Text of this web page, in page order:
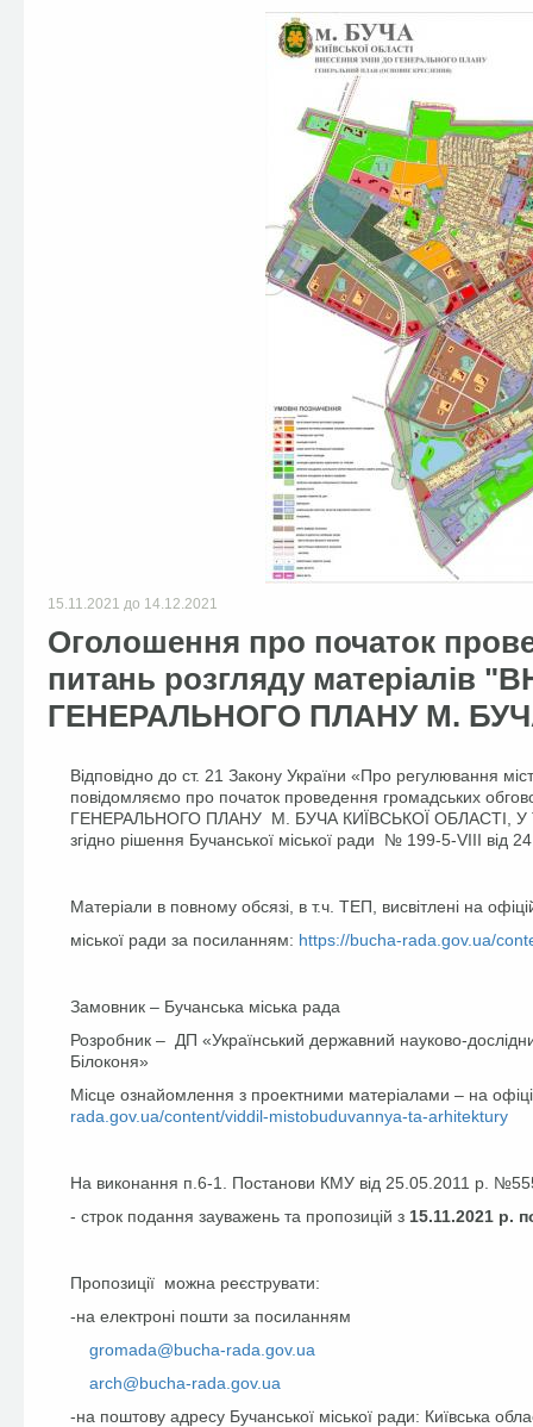
15.11.2021 до 14.12.2021
Оголошення про початок
питань розгляду матеріалів
ГЕНЕРАЛЬНОГО ПЛАНУ М.
Відповідно до ст. 21 Закону України «Про регулювання
повідомляємо про початок проведення громадських
ГЕНЕРАЛЬНОГО ПЛАНУ М. БУЧА КИЇВСЬКОЇ ОБЛАСТІ,
згідно рішення Бучанської міської ради № 199-5-VIIІ від
Матеріали в повному обсязі, в т.ч. ТЕП, висвітлені на
міської ради за посиланням: https://bucha-rada.gov.ua/
Замовник – Бучанська міська рада
Розробник – ДП «Український державний науково-
Білоконя»
Місце ознайомлення з проектними матеріалами – на
rada.gov.ua/content/viddil-mistobuduvannya-ta-arhitektury
На виконання п.6-1. Постанови КМУ від 25.05.2011 р.
- строк подання зауважень та пропозицій з 15.11.2021 р.
Пропозиції можна реєструвати:
-на електроні пошти за посиланням
gromada@bucha-rada.gov.ua
arch@bucha-rada.gov.ua
-на поштову адресу Бучанської міської ради: Київська